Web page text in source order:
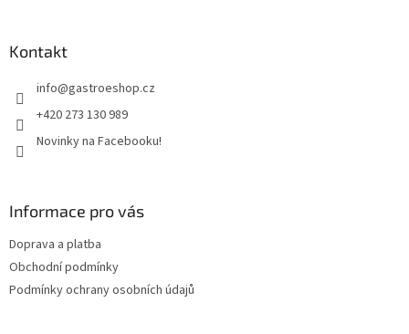
Kontakt
info@gastroeshop.cz
+420 273 130 989
Novinky na Facebooku!
Informace pro vás
Doprava a platba
Obchodní podmínky
Podmínky ochrany osobních údajů